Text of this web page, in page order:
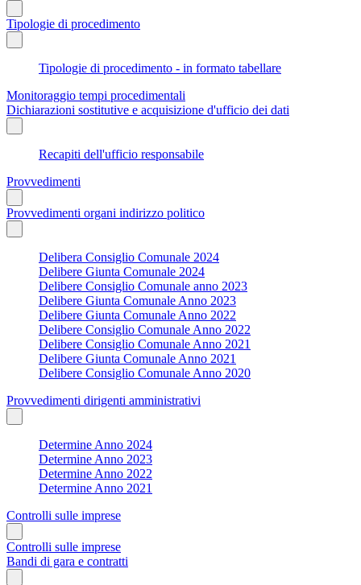
Tipologie di procedimento
Tipologie di procedimento - in formato tabellare
Monitoraggio tempi procedimentali
Dichiarazioni sostitutive e acquisizione d'ufficio dei dati
Recapiti dell'ufficio responsabile
Provvedimenti
Provvedimenti organi indirizzo politico
Delibera Consiglio Comunale 2024
Delibere Giunta Comunale 2024
Delibere Consiglio Comunale anno 2023
Delibere Giunta Comunale Anno 2023
Delibere Giunta Comunale Anno 2022
Delibere Consiglio Comunale Anno 2022
Delibere Consiglio Comunale Anno 2021
Delibere Giunta Comunale Anno 2021
Delibere Consiglio Comunale Anno 2020
Provvedimenti dirigenti amministrativi
Determine Anno 2024
Determine Anno 2023
Determine Anno 2022
Determine Anno 2021
Controlli sulle imprese
Controlli sulle imprese
Bandi di gara e contratti